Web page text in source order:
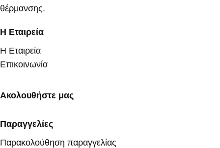
θέρμανσης.
Η Εταιρεία
Η Εταιρεία
Επικοινωνία
Ακολουθήστε μας
Παραγγελίες
Παρακολούθηση παραγγελίας